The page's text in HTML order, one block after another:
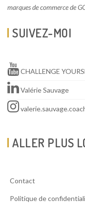
marques de commerce de
SUIVEZ-MOI
CHALLENGE
Valérie Sauvage
ALLER PLUS
Contact
Politique de